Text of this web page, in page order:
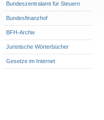
Bundeszentralamt für Steuern
Bundesfinanzhof
BFH-Archiv
Juristische Wörterbücher
Gesetze im Internet